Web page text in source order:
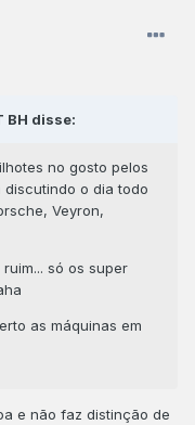
BH disse:
no gosto pelos
o dia todo
Veyron,
só os super
as máquinas em
e não faz distinção de